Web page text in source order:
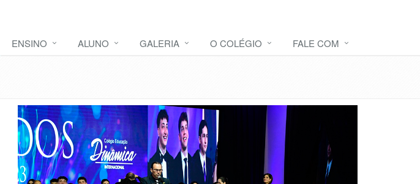
ENSINO ALUNO GALERIA O COLÉGIO FALE COM